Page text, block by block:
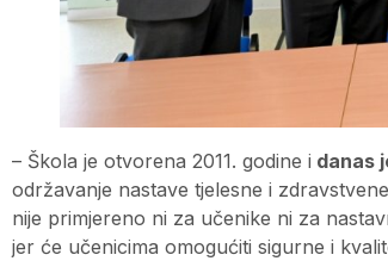
– Škola je otvorena 2011. godine i danas
održavanje nastave tjelesne i
nije primjereno ni za učenike ni za
jer će učenicima omogućiti sigurne i